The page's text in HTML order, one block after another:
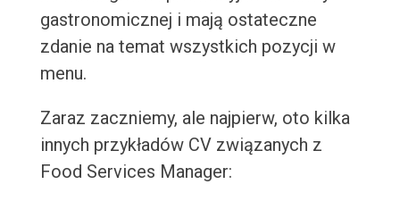
gastronomicznej i mają ostateczne
zdanie na temat wszystkich pozycji w
menu.
Zaraz zaczniemy, ale najpierw, oto kilka
innych przykładów CV związanych z
Food Services Manager: